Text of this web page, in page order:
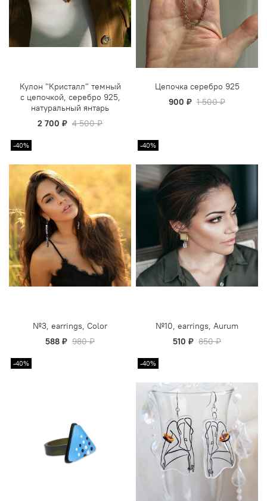
Кулон "Кристалл" темный
с цепочкой, серебро 925,
натуральный янтарь
2 700 ₽ 4 500 ₽
Цепочка серебро 925
900 ₽ 1 500 ₽
-40%
№3, earrings, Color
588 ₽ 980 ₽
-40%
№10, earrings, Aurum
510 ₽ 850 ₽
-40% -40%